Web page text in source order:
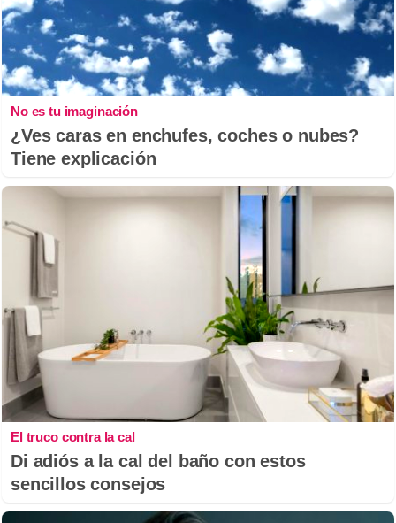
No es tu imaginación
¿Ves caras en enchufes, coches o nubes?
Tiene explicación
El truco contra la cal
Di adiós a la cal del baño con estos
sencillos consejos